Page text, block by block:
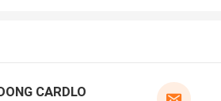
CARDLO